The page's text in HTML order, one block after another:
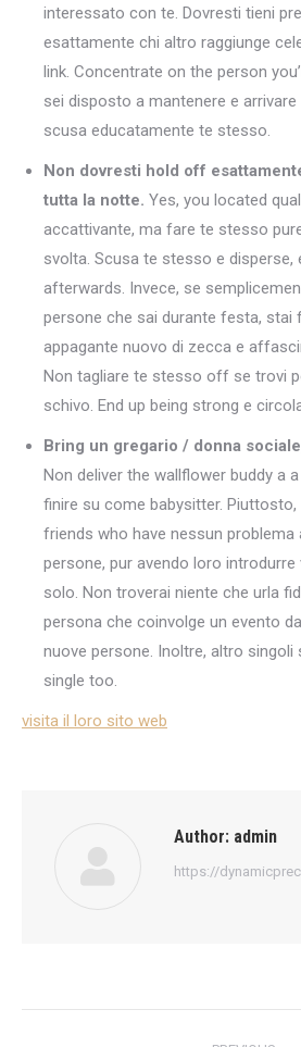
interessato con te. Dovresti tieni
esattamente chi altro raggiunge
link. Concentrate on the person
sei disposto a mantenere e arrivare
scusa educatamente te stesso.
Non dovresti hold off
tutta la notte. Yes, you located
accattivante, ma fare te stesso
svolta. Scusa te stesso e disperse,
afterwards. Invece, se
persone che sai durante festa,
appagante nuovo di zecca e
Non tagliare te stesso off se trovi
schivo. End up being strong e
Bring un gregario / donna
Non deliver the wallflower buddy a
finire su come babysitter.
friends who have nessun problema
persone, pur avendo loro introdurre
solo. Non troverai niente che urla
persona che coinvolge un evento
nuove persone. Inoltre, altro
single too.
visita il loro sito web
Author: admin
https://